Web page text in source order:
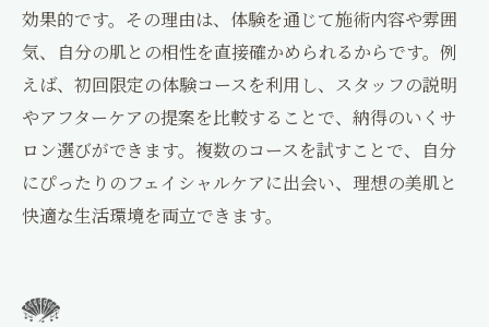
効果的です。その理由は、体験を通じて施術内容や雰囲
気、自分の肌との相性を直接確かめられるからです。例
えば、初回限定の体験コースを利用し、スタッフの説明
やアフターケアの提案を比較することで、納得のいくサ
ロン選びができます。複数のコースを試すことで、自分
にぴったりのフェイシャルケアに出会い、理想の美肌と
快適な生活環境を両立できます。